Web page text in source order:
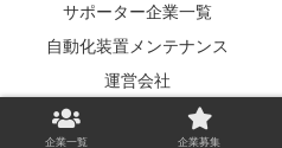
サポーター企業一覧
自動化装置メンテナンス
運営会社
© 2024 工場自動
企業一覧 企業募集